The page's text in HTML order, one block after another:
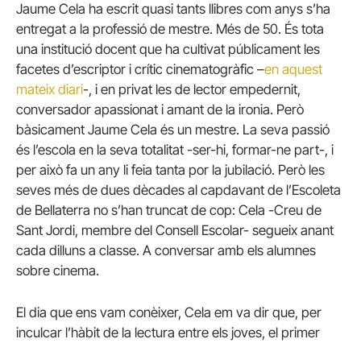
Jaume Cela ha escrit quasi tants llibres com anys s’ha
entregat a la professió de mestre. Més de 50. És tota
una institució docent que ha cultivat públicament les
facetes d’escriptor i crític cinematogràfic –en aquest
mateix diari-, i en privat les de lector empedernit,
conversador apassionat i amant de la ironia. Però
bàsicament Jaume Cela és un mestre. La seva passió
és l’escola en la seva totalitat -ser-hi, formar-ne part-, i
per això fa un any li feia tanta por la jubilació. Però les
seves més de dues dècades al capdavant de l’Escoleta
de Bellaterra no s’han truncat de cop: Cela -Creu de
Sant Jordi, membre del Consell Escolar- segueix anant
cada dilluns a classe. A conversar amb els alumnes
sobre cinema.
El dia que ens vam conèixer, Cela em va dir que, per
inculcar l’hàbit de la lectura entre els joves, el primer